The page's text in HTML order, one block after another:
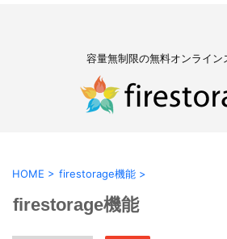
容量無制限の無料オンライン
HOME > firestorage機能 >
firestorage機能